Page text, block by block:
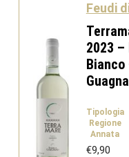
Feudi
2023 –
Bianco
Tipologia
Regione
Annata
€9,90